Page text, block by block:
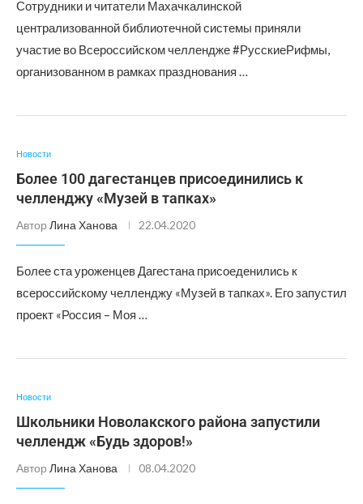
Сотрудники и читатели Махачкалинской
централизованной библиотечной системы приняли
участие во Всероссийском челлендже #РусскиеРифмы,
организованном в рамках празднования …
Новости
Более 100 дагестанцев присоединились к
челленджу «Музей в тапках»
Автор Лина Ханова 22.04.2020
Более ста уроженцев Дагестана присоеденились к
всероссийскому челленджу «Музей в тапках». Его запустил
проект «Россия – Моя …
Новости
Школьники Новолакского района запустили
челлендж «Будь здоров!»
Автор Лина Ханова 08.04.2020